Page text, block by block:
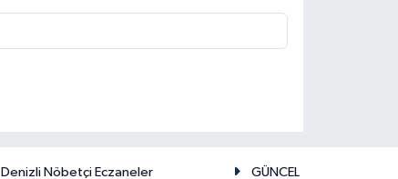
Denizli Nöbetçi Eczaneler
GÜNCEL